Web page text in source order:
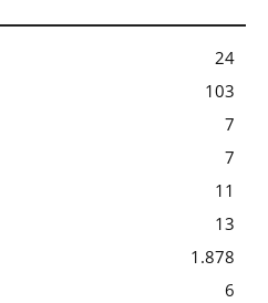
24
103
7
7
11
13
1.878
6